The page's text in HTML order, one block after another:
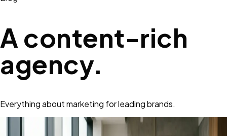
A content-rich
agency.
Everything about marketing for leading brands.